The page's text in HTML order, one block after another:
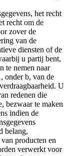
het recht
recht om de
zover de
van de
diensten of de
u partij bent,
te nemen naar
onder b, van de
U
redenen die
bezwaar te maken
indien de
belang,
producten en
verwerkt voor